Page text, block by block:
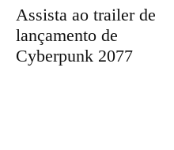
Assista ao trailer de
lançamento de
Cyberpunk 2077